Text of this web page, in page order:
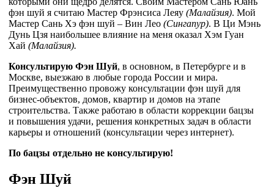
фэн шуй я считаю Мастер Фрэнсиса Леяу (Малайзия). Мой
Мастер Сань Хэ фэн шуй – Вин Лео (Сингапур). В Ци Мэнь
Дунь Цзя наибольшее влияние на меня оказал Хэм Гуан
Хай (Малайзия).
Консультирую Фэн Шуй, в основном, в Петербурге и в
Москве, выезжаю в любые города России и мира.
Преимущественно провожу консультации фэн шуй для
бизнес-объектов, домов, квартир и домов на этапе
строительства. Также работаю в области коррекции бацзы
и повышения удачи, решения конкретных задач в области
карьеры и отношений (консультации через интернет).
По бацзы отдельно не консультирую!
Фэн Шуй